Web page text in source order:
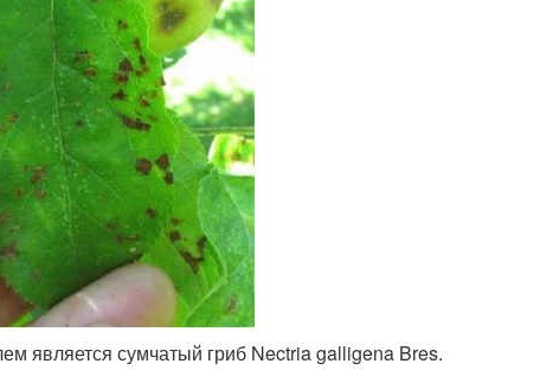
является сумчатый гриб Nectria galligena Bres.